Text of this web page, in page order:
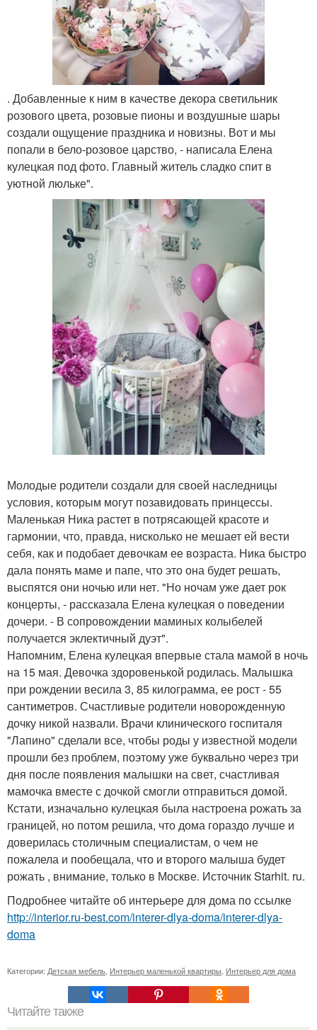
. Добавленные к ним в качестве декора светильник
розового цвета, розовые пионы и воздушные шары
создали ощущение праздника и новизны. Вот и мы
попали в бело-розовое царство, - написала Елена
кулецкая под фото. Главный житель сладко спит в
уютной люльке".
Молодые родители создали для своей наследницы
условия, которым могут позавидовать принцессы.
Маленькая Ника растет в потрясающей красоте и
гармонии, что, правда, нисколько не мешает ей вести
себя, как и подобает девочкам ее возраста. Ника быстро
дала понять маме и папе, что это она будет решать,
выспятся они ночью или нет. "Но ночам уже дает рок
концерты, - рассказала Елена кулецкая о поведении
дочери. - В сопровождении маминых колыбелей
получается эклектичный дуэт".
Напомним, Елена кулецкая впервые стала мамой в ночь
на 15 мая. Девочка здоровенькой родилась. Малышка
при рождении весила 3, 85 килограмма, ее рост - 55
сантиметров. Счастливые родители новорожденную
дочку никой назвали. Врачи клинического госпиталя
"Лапино" сделали все, чтобы роды у известной модели
прошли без проблем, поэтому уже буквально через три
дня после появления малышки на свет, счастливая
мамочка вместе с дочкой смогли отправиться домой.
Кстати, изначально кулецкая была настроена рожать за
границей, но потом решила, что дома гораздо лучше и
доверилась столичным специалистам, о чем не
пожалела и пообещала, что и второго малыша будет
рожать , внимание, только в Москве. Источник Starhit. ru.
Подробнее читайте об интерьере для дома по ссылке
http://interior.ru-best.com/interer-dlya-doma/interer-dlya-
doma
Категории: Детская мебель, Интерьер маленькой квартиры, Интерьер для дома
Читайте также